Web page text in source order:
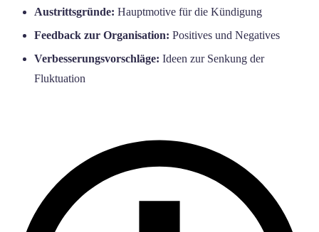
Austrittsgründe: Hauptmotive für die Kündigung
Feedback zur Organisation: Positives und Negatives
Verbesserungsvorschläge: Ideen zur Senkung der
Fluktuation